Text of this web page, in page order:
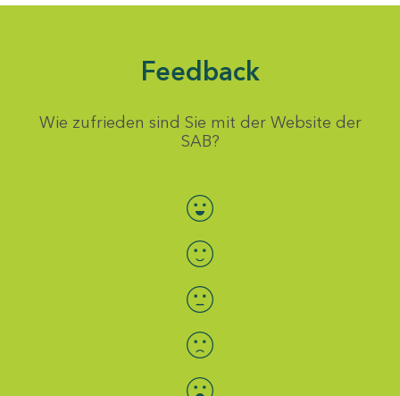
Feedback
Wie zufrieden sind Sie mit der Website der
SAB?
Bewertung auswählen